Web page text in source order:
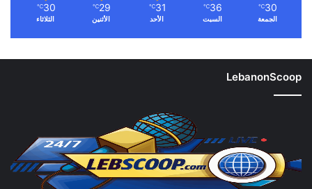
30
℃
الجمعة
36
℃
السبت
31
℃
الأحد
29
℃
الأثنين
30
℃
الثلاثاء
LebanonScoop